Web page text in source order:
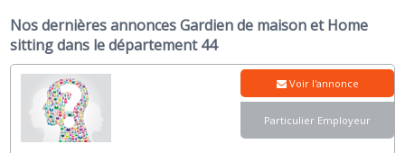
Nos dernières annonces Gardien de maison et Home
sitting dans le département 44
Voir l'annonce
Particulier Employeur